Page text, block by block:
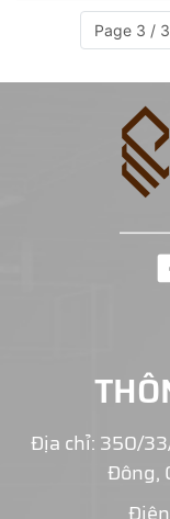
Page 3 / 3
Địa chỉ: 350/
Đông,